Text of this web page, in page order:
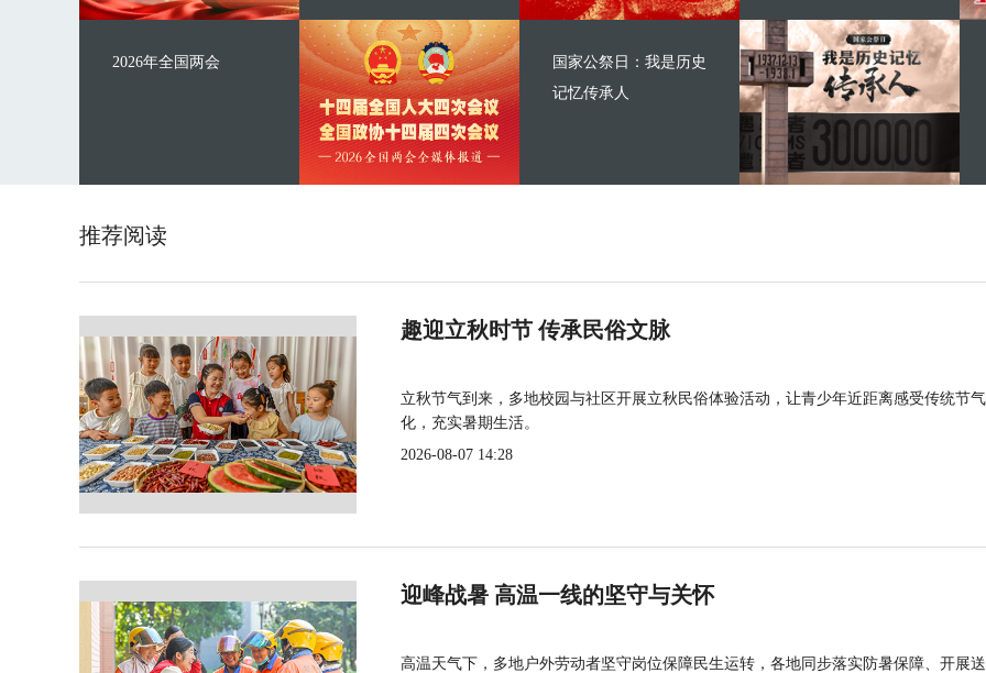
2026年全国两会
国家公祭日：我是历史
记忆传承人
推荐阅读
趣迎立秋时节 传承民俗文脉
立秋节气到来，多地校园与社区开展立秋民俗体验活动，让青少年近距离感受传统节
化，充实暑期生活。
2026-08-07 14:28
迎峰战暑 高温一线的坚守与关怀
高温天气下，多地户外劳动者坚守岗位保障民生运转，各地同步落实防暑保障、开展